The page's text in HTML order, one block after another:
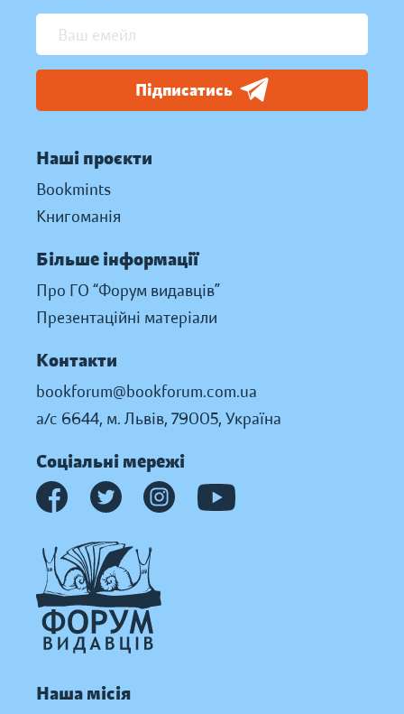
Підписатись
Наші проєкти
Bookmints
Книгоманія
Більше інформації
Про ГО “Форум видавців”
Презентаційні матеріали
Контакти
bookforum@bookforum.com.ua
а/с 6644, м. Львів, 79005, Україна
Соціальні мережі
Наша місія